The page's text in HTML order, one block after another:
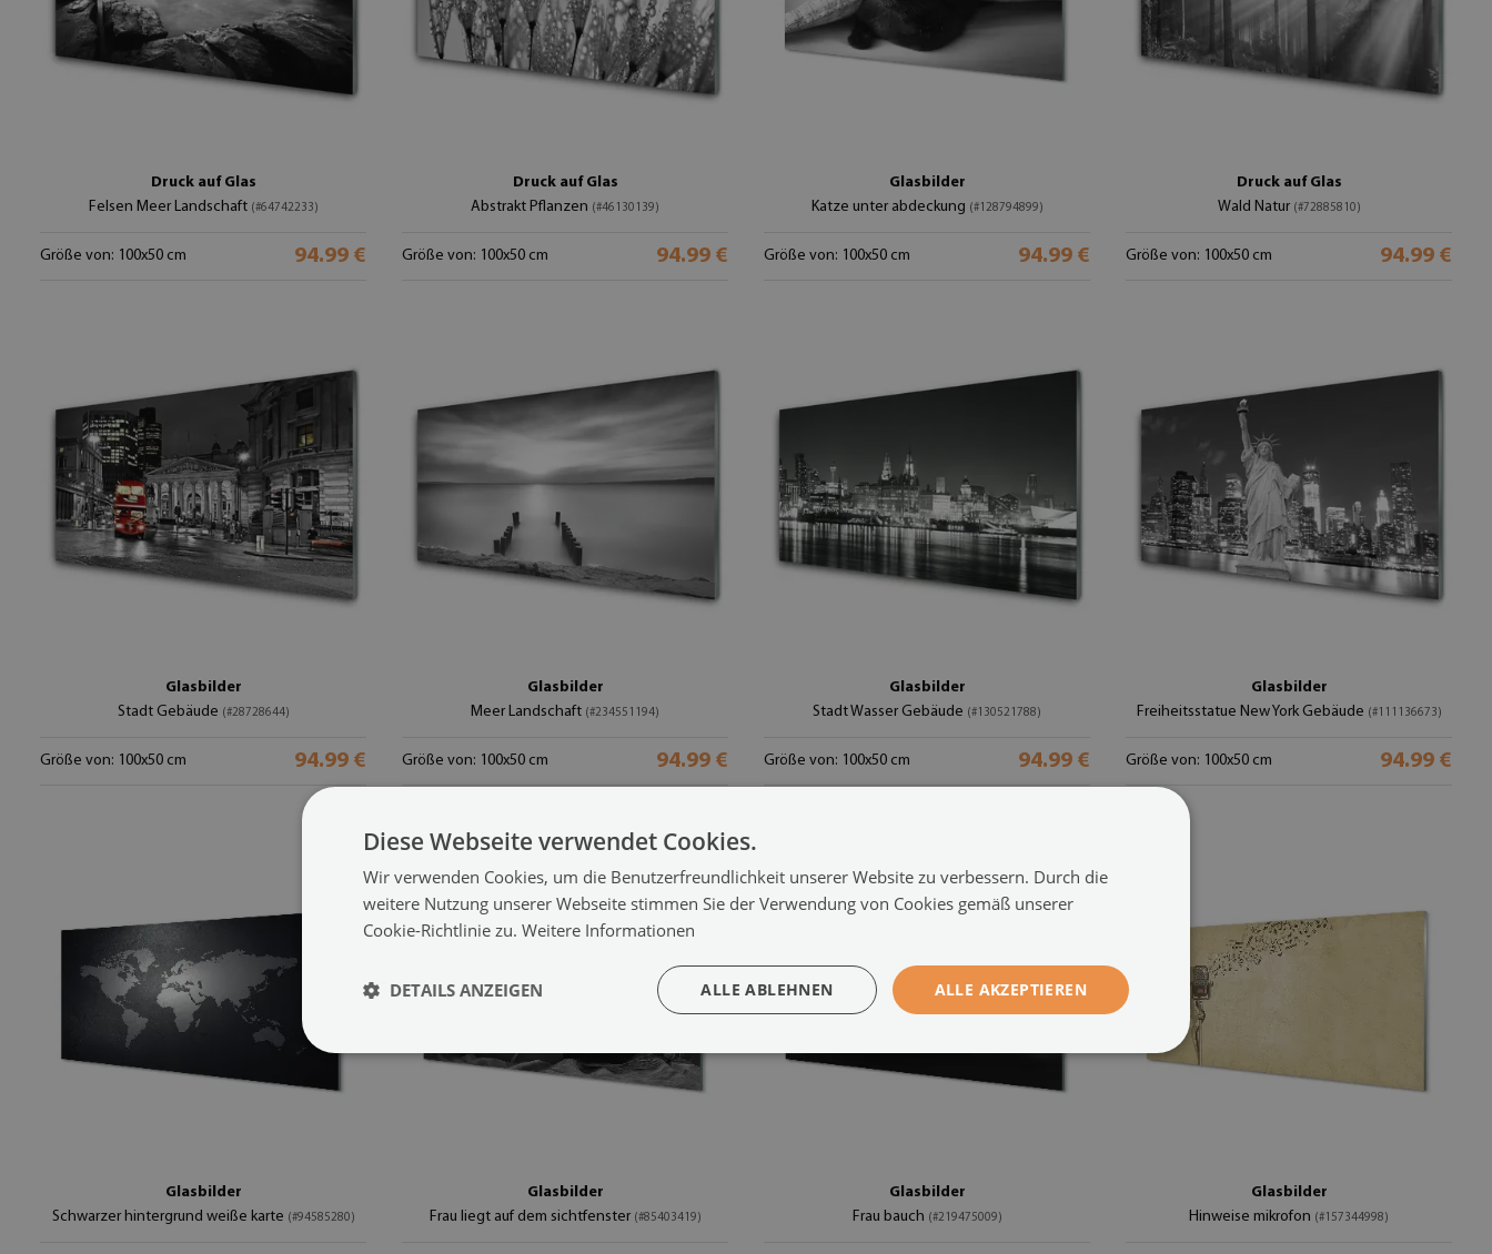
Druck auf Glas
Felsen Meer Landschaft (#64742233)
Größe von: 100x50 cm 94.99 €
Druck auf Glas
Abstrakt Pflanzen (#46130139)
Größe von: 100x50 cm 94.99 €
Glasbilder
Katze unter abdeckung (#128794899)
Größe von: 100x50 cm 94.99 €
Druck auf Glas
Wald Natur (#72885810)
Größe von: 100x50 cm 94.99 €
Glasbilder
Stadt Gebäude (#28728644)
Größe von: 100x50 cm 94.99 €
Glasbilder
Meer Landschaft (#234551194)
Größe von: 100x50 cm 94.99 €
Glasbilder
Stadt Wasser Gebäude (#130521788)
Größe von: 100x50 cm 94.99 €
Glasbilder
Freiheitsstatue New York Gebäude (#111136673)
Größe von: 100x50 cm 94.99 €
Glasbilder
Schwarzer hintergrund weiße karte (#94585280)
Glasbilder
Frau liegt auf dem sichtfenster (#85403419)
Glasbilder
Frau bauch (#219475009)
Glasbilder
Hinweise mikrofon (#157344998)
Diese Webseite verwendet Cookies.
Wir verwenden Cookies, um die Benutzerfreundlichkeit unserer Website zu verbessern. Durch die
weitere Nutzung unserer Webseite stimmen Sie der Verwendung von Cookies gemäß unserer
Cookie-Richtlinie zu. Weitere Informationen
ALLE AKZEPTIEREN
ALLE ABLEHNEN
DETAILS ANZEIGEN